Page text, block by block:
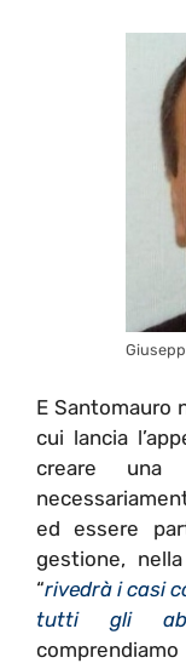
E Santomauro
cui lancia
creare una
ed essere
gestione,
“rivedrà i casi
tutti gli